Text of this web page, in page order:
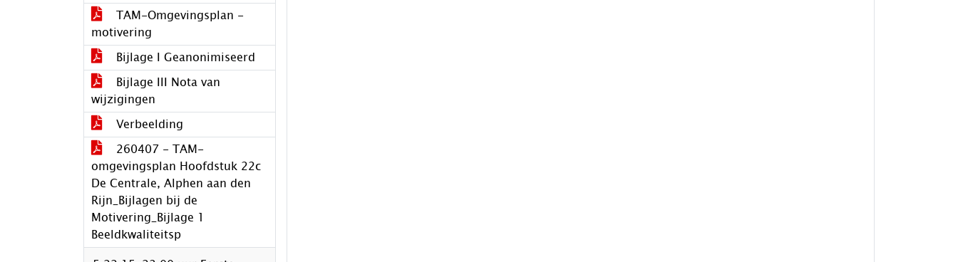
TAM-Omgevingsplan -
motivering
Bijlage I Geanonimiseerd
Bijlage III Nota van
wijzigingen
Verbeelding
260407 - TAM-
omgevingsplan Hoofdstuk 22c
De Centrale, Alphen aan den
Rijn_Bijlagen bij de
Motivering_Bijlage 1
Beeldkwaliteitsp